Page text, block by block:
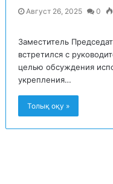
Август 26, 2025 0
Заместитель
встретился с
целью обсуждения
укрепления…
Толық оқу »